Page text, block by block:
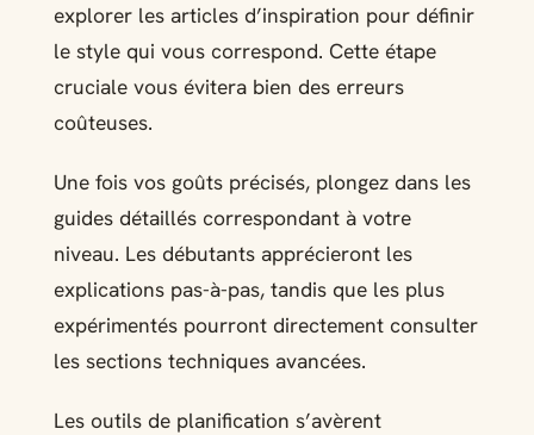
explorer les articles d’inspiration pour définir
le style qui vous correspond. Cette étape
cruciale vous évitera bien des erreurs
coûteuses.
Une fois vos goûts précisés, plongez dans les
guides détaillés correspondant à votre
niveau. Les débutants apprécieront les
explications pas-à-pas, tandis que les plus
expérimentés pourront directement consulter
les sections techniques avancées.
Les outils de planification s’avèrent